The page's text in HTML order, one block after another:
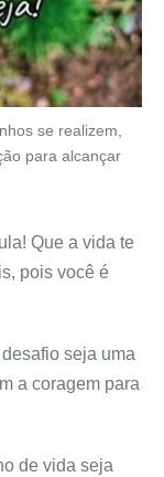
se realizem,
para alcançar
Que a vida te
pois você é
seja uma
a coragem para
de vida seja